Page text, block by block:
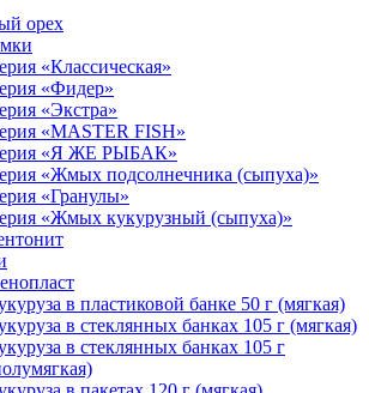
орех
«Классическая»
«Фидер»
«Экстра»
«MASTER FISH»
«Я ЖЕ РЫБАК»
«Жмых подсолнечника (сыпуха)»
«Гранулы»
«Жмых кукурузный (сыпуха)»
в пластиковой банке 50 г (мягкая)
в стеклянных банках 105 г (мягкая)
в стеклянных банках 105 г